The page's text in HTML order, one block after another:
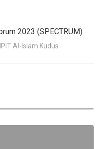
2023 (SPECTRUM)
Al-Islam Kudus